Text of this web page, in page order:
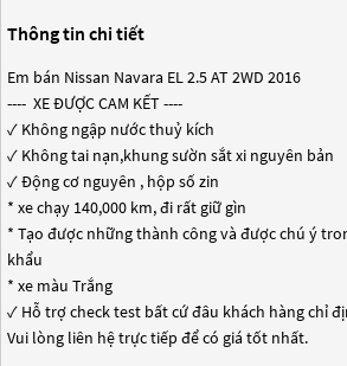
Thông tin chi tiết
Em bán Nissan Navara EL 2.5 AT 2WD 2016
---- ️ XE ĐƯỢC CAM KẾT ️----
✓ Không ngập nước thuỷ kích
✓ Không tai nạn,khung sườn sắt xi nguyên bản
✓ Động cơ nguyên , hộp số zin
* xe chạy 140,000 km, đi rất giữ gìn
* Tạo được những thành công và được chú ý
khẩu
* xe màu Trắng
✓ Hỗ trợ check test bất cứ đâu khách hàng chỉ
Vui lòng liên hệ trực tiếp để có giá tốt nhất.